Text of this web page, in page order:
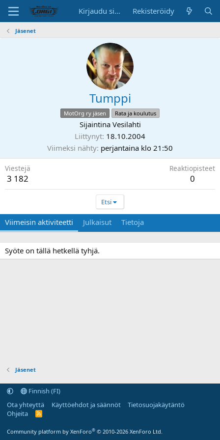
Kirjaudu sisään Rekisteröidy
Jäsenet
Tumppi
MotOrg ry jäsen Rata ja koulutus
Sijaintina Vesilahti
Liittynyt 18.10.2004
Viimeksi nähty perjantaina klo 21:50
Viestejä
3 182
Reaktiopisteet
0
Etsi
Viimeisin aktiviteetti Julkaisut Tietoja
Syöte on tällä hetkellä tyhjä.
Jäsenet
Finnish (FI)
Ota yhteyttä
Käyttöehdot ja säännöt
Tietosuojakäytäntö
Ohjeita
R
Community platform by XenForo® © 2010-2026 XenForo Ltd.